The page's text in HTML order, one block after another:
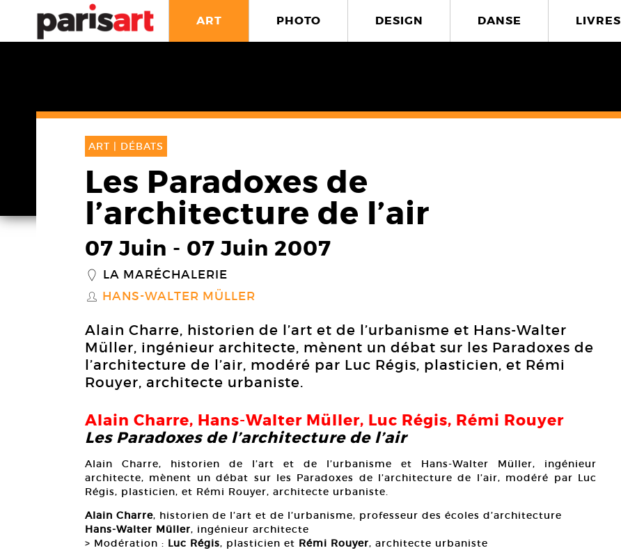
ART PHOTO DESIGN DANSE LIVRES
ART | DÉBATS
Les Paradoxes de
l’architecture de l’air
07 Juin - 07 Juin 2007
_ LA MARÉCHALERIE
S HANS-WALTER MÜLLER
Alain Charre, historien de l’art et de l’urbanisme et Hans-Walter
Müller, ingénieur architecte, mènent un débat sur les Paradoxes de
l’architecture de l’air, modéré par Luc Régis, plasticien, et Rémi
Rouyer, architecte urbaniste.
Alain Charre, Hans-Walter Müller, Luc Régis, Rémi Rouyer
Les Paradoxes de l’architecture de l’air
Alain Charre, historien de l’art et de l’urbanisme et Hans-Walter Müller, ingénieur
architecte, mènent un débat sur les Paradoxes de l’architecture de l’air, modéré par Luc
Régis, plasticien, et Rémi Rouyer, architecte urbaniste.
Alain Charre, historien de l’art et de l’urbanisme, professeur des écoles d’architecture
Hans-Walter Müller, ingénieur architecte
> Modération : Luc Régis, plasticien et Rémi Rouyer, architecte urbaniste